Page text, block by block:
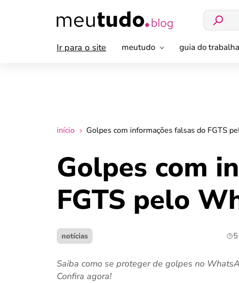
Ir para o site meutudo guia do
início Golpes com informações falsas do FGTS
Golpes com
FGTS pelo
notícias
Saiba como se proteger de golpes no
Confira agora!